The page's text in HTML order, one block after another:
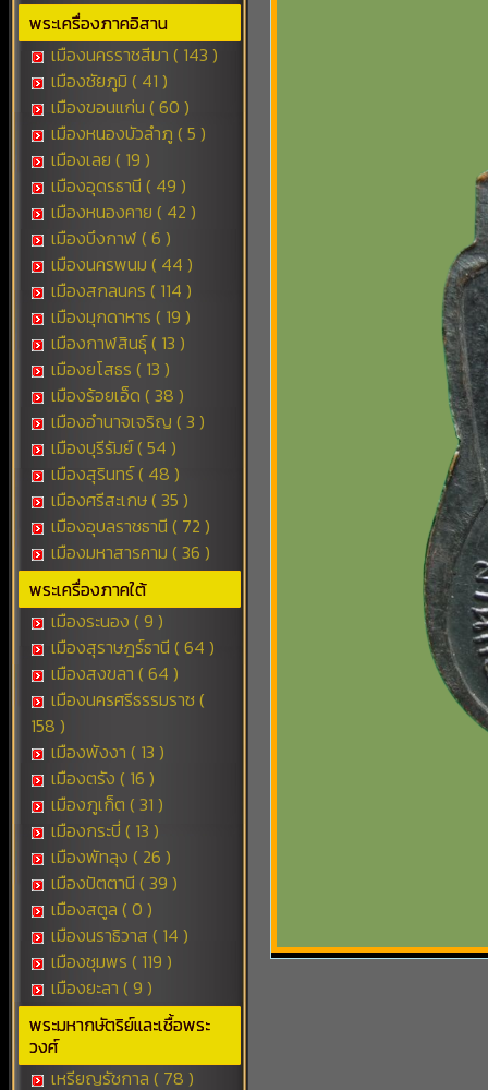
พระเครื่องภาคอิสาน
เมืองนครราชสีมา ( 143 )
เมืองชัยภูมิ ( 41 )
เมืองขอนแก่น ( 60 )
เมืองหนองบัวลำภู ( 5 )
เมืองเลย ( 19 )
เมืองอุดรธานี ( 49 )
เมืองหนองคาย ( 42 )
เมืองบึงกาฬ ( 6 )
เมืองนครพนม ( 44 )
เมืองสกลนคร ( 114 )
เมืองมุกดาหาร ( 19 )
เมืองกาฬสินธุ์ ( 13 )
เมืองยโสธร ( 13 )
เมืองร้อยเอ็ด ( 38 )
เมืองอำนาจเจริญ ( 3 )
เมืองบุรีรัมย์ ( 54 )
เมืองสุรินทร์ ( 48 )
เมืองศรีสะเกษ ( 35 )
เมืองอุบลราชธานี ( 72 )
เมืองมหาสารคาม ( 36 )
พระเครื่องภาคใต้
เมืองระนอง ( 9 )
เมืองสุราษฎร์ธานี ( 64 )
เมืองสงขลา ( 64 )
เมืองนครศรีธรรมราช (
158 )
เมืองพังงา ( 13 )
เมืองตรัง ( 16 )
เมืองภูเก็ต ( 31 )
เมืองกระบี่ ( 13 )
เมืองพัทลุง ( 26 )
เมืองปัตตานี ( 39 )
เมืองสตูล ( 0 )
เมืองนราธิวาส ( 14 )
เมืองชุมพร ( 119 )
เมืองยะลา ( 9 )
พระมหากษัตริย์และเชื้อพระ
วงศ์
เหรียญรัชกาล ( 78 )